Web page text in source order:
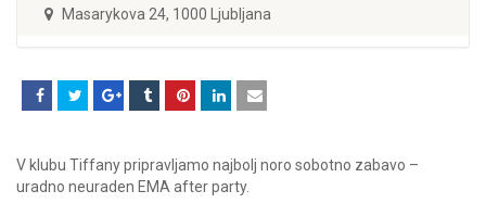
Masarykova 24, 1000 Ljubljana
V klubu Tiffany pripravljamo najbolj noro sobotno zabavo –
uradno neuraden EMA after party.